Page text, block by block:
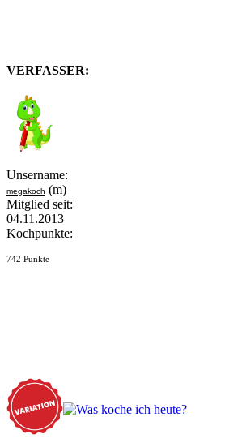
VERFASSER:
Unsername:
megakoch (m)
Mitglied seit:
04.11.2013
Kochpunkte:
742 Punkte